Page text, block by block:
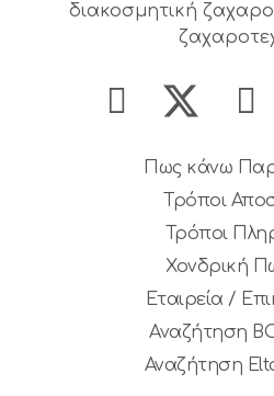
διακοσμητική
Πως κάνω
Τρόποι
Τρόποι
Χονδρική
Εταιρεία /
Αναζήτηση
Αναζήτηση